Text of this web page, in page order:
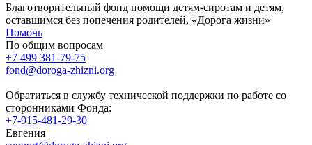
Благотворительный фонд помощи детям-сиротам и детям,
оставшимся без попечения родителей, «Дорога жизни»
Помочь
По общим вопросам
+7 499 381-79-75
fond@doroga-zhizni.org
Обратиться в службу технической поддержки по работе со
сторонниками Фонда:
+7-915-481-29-30
Евгения